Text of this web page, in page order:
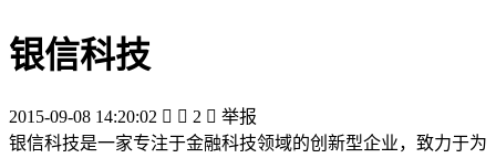
银信科技
2015-09-08 14:20:02   2  举报
银信科技是一家专注于金融科技领域的创新型企业，致力于为